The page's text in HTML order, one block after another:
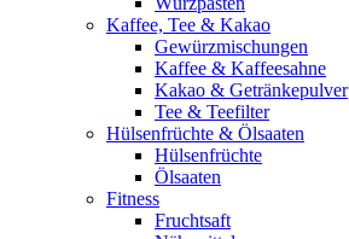
Kaffee, Tee & Kakao
Gewürzmischungen
Kaffee & Kaffeesahne
Kakao & Getränkepulver
Tee & Teefilter
Hülsenfrüchte & Ölsaaten
Hülsenfrüchte
Ölsaaten
Fitness
Fruchtsaft